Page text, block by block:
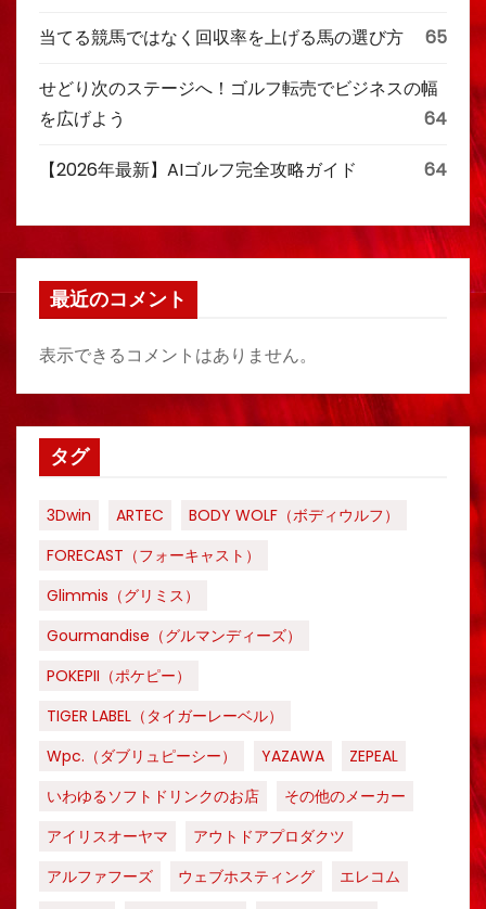
当てる競馬ではなく回収率を上げる馬の選び方 65
せどり次のステージへ！ゴルフ転売でビジネスの幅
を広げよう
64
【2026年最新】AIゴルフ完全攻略ガイド 64
最近のコメント
表示できるコメントはありません。
タグ
3Dwin ARTEC
BODY WOLF（ボディウルフ）
FORECAST（フォーキャスト）
Glimmis（グリミス）
Gourmandise（グルマンディーズ）
POKEPII（ポケピー）
TIGER LABEL（タイガーレーベル）
Wpc.（ダブリュピーシー）
YAZAWA
ZEPEAL
いわゆるソフトドリンクのお店
その他のメーカー
アイリスオーヤマ
アウトドアプロダクツ
アルファフーズ
ウェブホスティング
エレコム